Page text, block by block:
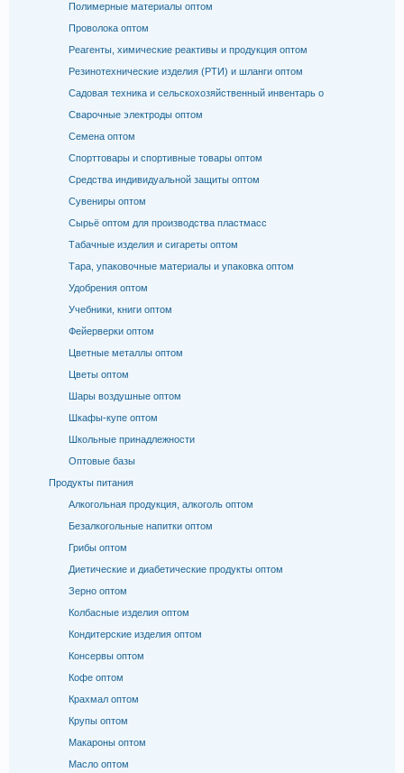
Полимерные материалы оптом
Проволока оптом
Реагенты, химические реактивы и продукция оптом
Резинотехнические изделия (РТИ) и шланги оптом
Садовая техника и сельскохозяйственный инвентарь о
Сварочные электроды оптом
Семена оптом
Спорттовары и спортивные товары оптом
Средства индивидуальной защиты оптом
Сувениры оптом
Сырьё оптом для производства пластмасс
Табачные изделия и сигареты оптом
Тара, упаковочные материалы и упаковка оптом
Удобрения оптом
Учебники, книги оптом
Фейерверки оптом
Цветные металлы оптом
Цветы оптом
Шары воздушные оптом
Шкафы-купе оптом
Школьные принадлежности
Оптовые базы
Продукты питания
Алкогольная продукция, алкоголь оптом
Безалкогольные напитки оптом
Грибы оптом
Диетические и диабетические продукты оптом
Зерно оптом
Колбасные изделия оптом
Кондитерские изделия оптом
Консервы оптом
Кофе оптом
Крахмал оптом
Крупы оптом
Макароны оптом
Масло оптом